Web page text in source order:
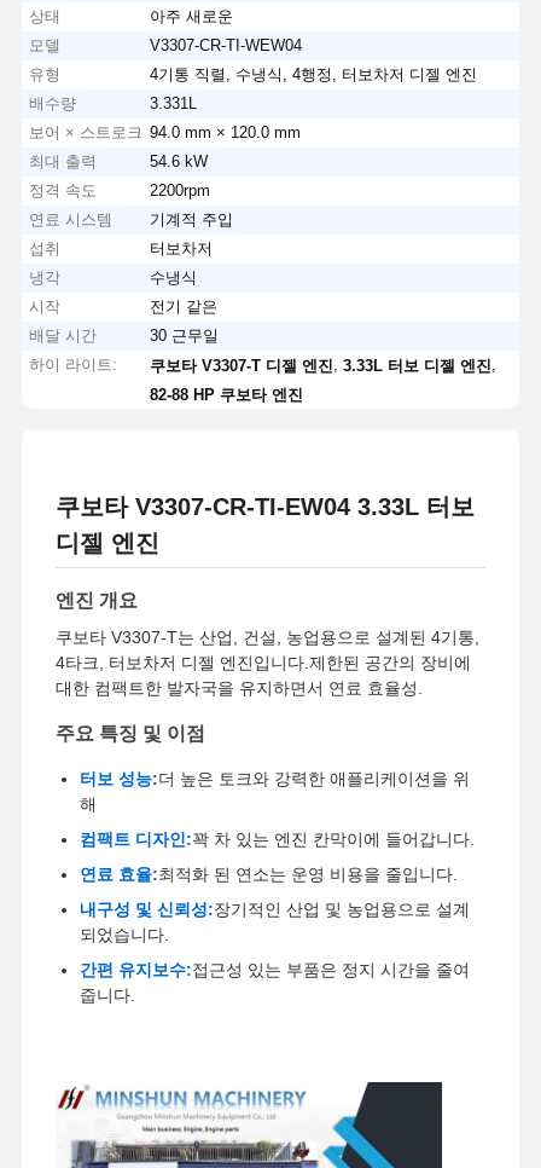
상태
아주 새로운
모델
V3307-CR-TI-WEW04
유형
4기통 직렬, 수냉식, 4행정, 터보차저 디젤 엔진
배수량
3.331L
보어 × 스트로크 94.0 mm × 120.0 mm
최대 출력
54.6 kW
정격 속도
2200rpm
연료 시스템
기계적 주입
섭취
터보차저
냉각
수냉식
시작
전기 같은
배달 시간
30 근무일
하이 라이트:
쿠보타 V3307-T 디젤 엔진 ,3.33L 터보 디젤 엔진
82-88 HP 쿠보타 엔진
쿠보타 V3307-CR-TI-EW04 3.33L 터보
디젤 엔진
엔진 개요
쿠보타 V3307-T는 산업, 건설, 농업용으로 설계된 4기통,
4타크, 터보차저 디젤 엔진입니다.제한된 공간의 장비에
대한 컴팩트한 발자국을 유지하면서 연료 효율성.
주요 특징 및 이점
터보 성능:더 높은 토크와 강력한 애플리케이션을 위
해
컴팩트 디자인:꽉 차 있는 엔진 칸막이에 들어갑니다.
연료 효율:최적화 된 연소는 운영 비용을 줄입니다.
내구성 및 신뢰성:장기적인 산업 및 농업용으로 설계
되었습니다.
간편 유지보수:접근성 있는 부품은 정지 시간을 줄여
줍니다.